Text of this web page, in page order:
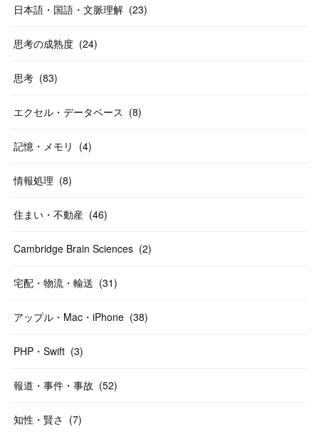
日本語・国語・文脈理解 (23)
思考の成熟度 (24)
思考 (83)
エクセル・データベース (8)
記憶・メモリ (4)
情報処理 (8)
住まい・不動産 (46)
Cambridge Brain Sciences (2)
宅配・物流・輸送 (31)
アップル・Mac・iPhone (38)
PHP・Swift (3)
報道・事件・事故 (52)
知性・賢さ (7)